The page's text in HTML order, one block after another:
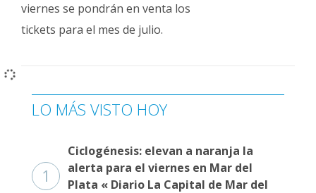
viernes se pondrán en venta los
tickets para el mes de julio.
LO MÁS VISTO HOY
1
Ciclogénesis: elevan a naranja la
alerta para el viernes en Mar del
Plata « Diario La Capital de Mar del